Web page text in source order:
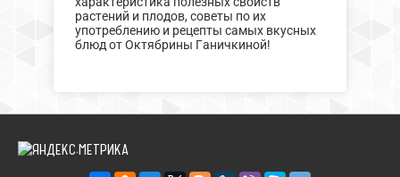
растений и плодов, советы по их
употреблению и рецепты самых вкусных
блюд от Октябрины Ганичкиной!